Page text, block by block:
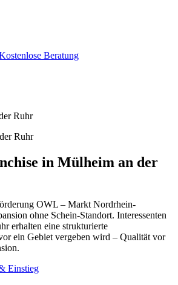
Beratung
Ruhr
Ruhr
in Mülheim an der
OWL – Markt Nordrhein-
ohne Schein-Standort. Interessenten
erhalten eine strukturierte
ein Gebiet vergeben wird – Qualität vor
Einstieg